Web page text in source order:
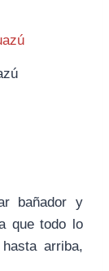
bañador y
que todo lo
arriba,